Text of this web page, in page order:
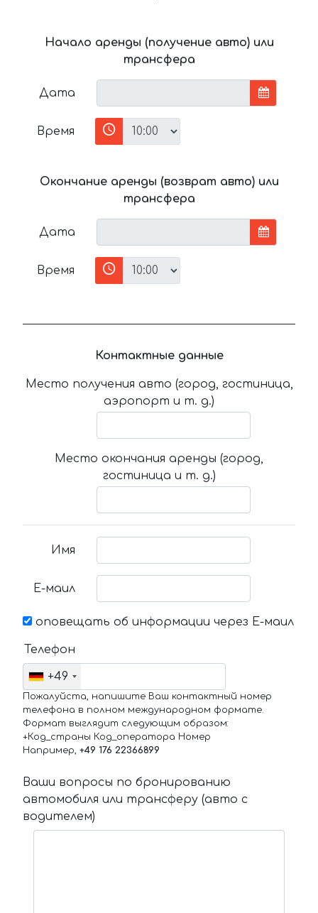
Начало аренды (получение авто) или
трансфера
Дата
Время
Окончание аренды (возврат авто) или
трансфера
Дата
Время
Контактные данные
Место получения авто (город, гостиница,
аэропорт и т. д.)
Место окончания аренды (город,
гостиница и т. д.)
Имя
Е-маил
оповещать об информации через Е-маил
Телефон
+49
Пожалуйста, напишите Ваш контактный номер
телефона в полном международном формате.
Формат выглядит следующим образом:
+Код_страны Код_оператора Номер
Например, +49 176 22366899
Ваши вопросы по бронированию
автомобиля или трансферу (авто с
водителем)